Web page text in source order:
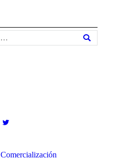
Comercialización